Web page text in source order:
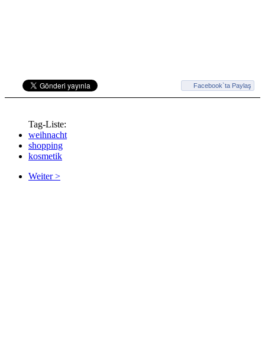
Facebook`ta Paylaş
Tag-Liste:
weihnacht
shopping
kosmetik
Weiter >